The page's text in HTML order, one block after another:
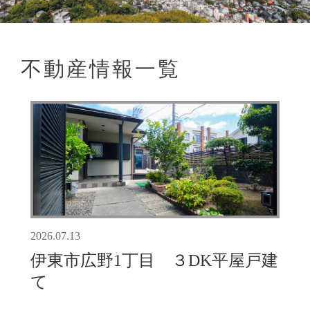
不動産情報一覧
2026.07.13
伊東市広野1丁目 ３DK平屋戸建
て